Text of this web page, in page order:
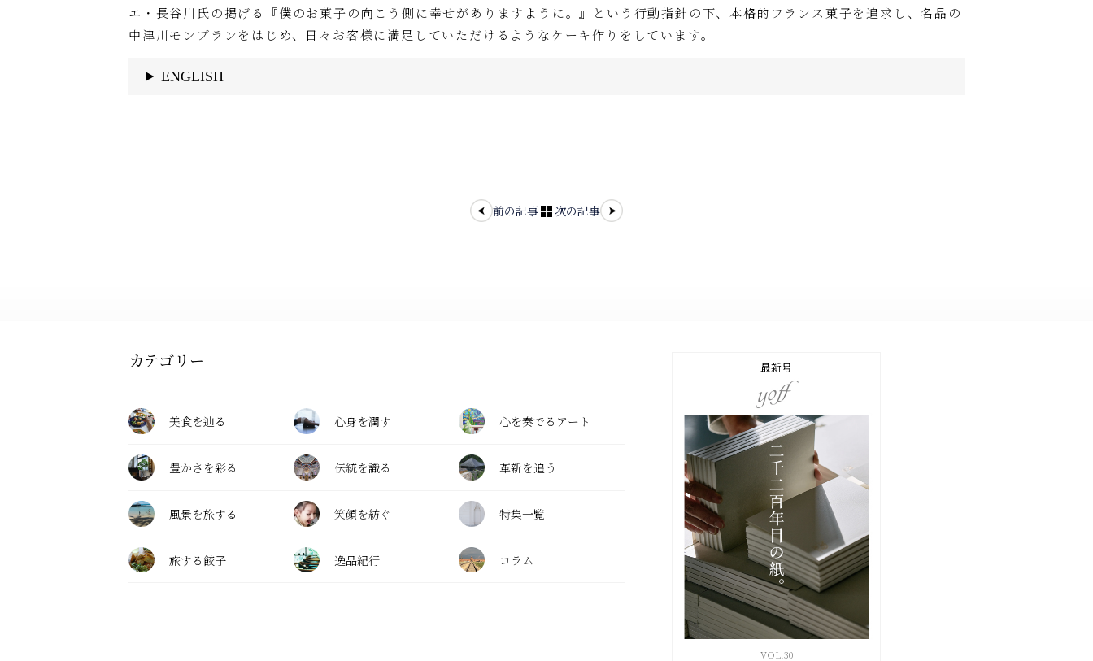
エ・長谷川氏の掲げる『僕のお菓子の向こう側に幸せがありますように。』という行動指針の下、本格的フランス菓子を追求し、名品の
中津川モンブランをはじめ、日々お客様に満足していただけるようなケーキ作りをしています。
ENGLISH
前の記事 次の記事
カテゴリー
美食を辿る 心身を潤す 心を奏でるアート
豊かさを彩る 伝統を識る 革新を追う
風景を旅する 笑顔を紡ぐ 特集一覧
旅する餃子 逸品紀行 コラム
最新号
VOL. 30